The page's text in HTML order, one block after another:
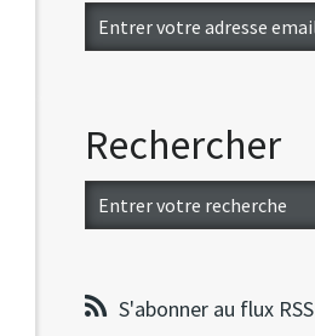
Rechercher
S'abonner au flux RSS